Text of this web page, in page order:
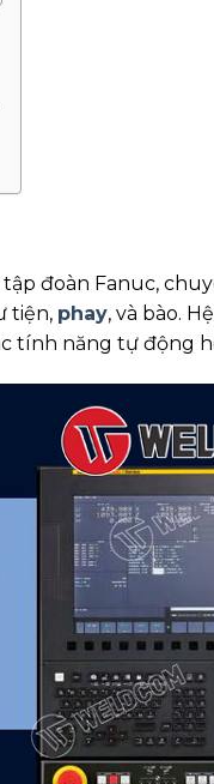
đoàn Fanuc,
tiện, phay, và bào.
tính năng tự động